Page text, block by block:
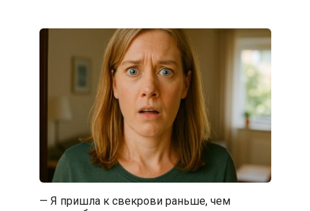
— Я пришла к свекрови раньше, чем